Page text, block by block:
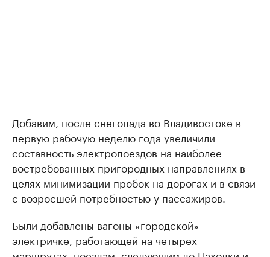
Добавим , после снегопада во Владивостоке в
первую рабочую неделю года увеличили
составность электропоездов на наиболее
востребованных пригородных направлениях в
целях минимизации пробок на дорогах и в связи
с возросшей потребностью у пассажиров.
Были добавлены вагоны «городской»
электричке, работающей на четырех